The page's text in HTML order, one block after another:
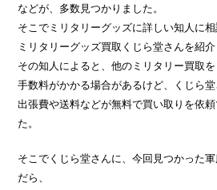
などが、多数見つかりました。
そこでミリタリーグッズに詳しい知人に相
ミリタリーグッズ買取くじら堂さんを紹介
その知人によると、他のミリタリー買取を
手数料がかかる場合があるけど、くじら堂
出張費や送料などが無料で買い取りを依
た。
そこでくじら堂さんに、今回見つかった
だら、